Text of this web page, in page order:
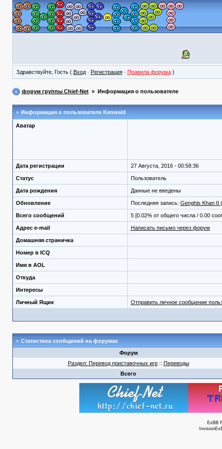
Здравствуйте, Гость ( Вход· Регистрация· Правила форума)
форум группы Chief-Net» Информация о пользователе
Информация о пользователе Kenwald
Аватар
Дата регистрации 27 Августа, 2016 - 00:58:36
Статус Пользователь
Дата рождения Данные не введены
Обновление Последняя запись: Genghis Khan II
Всего сообщений 5 [0.02% от общего числа / 0.00
Адрес e-mail Написать письмо через форум
Домашняя страничка
Номер в ICQ
Имя в AOL
Откуда
Интересы
Личный Ящик Отправить личное сообщение
Статистика сообщений на форумах
Форум
Раздел: Перевод приставочных игр:: Переводы
Всего
ExBB